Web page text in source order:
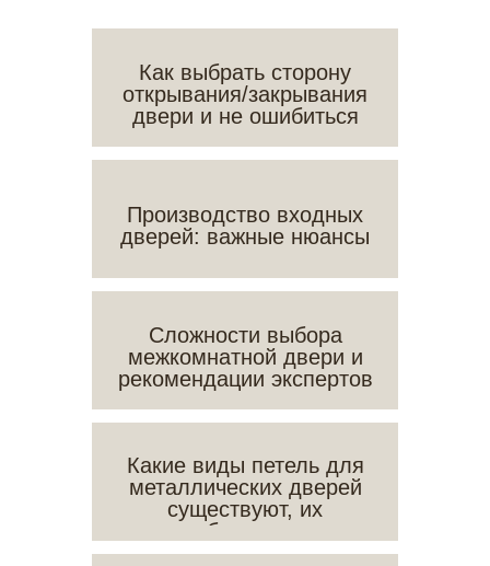
Как выбрать сторону
открывания/закрывания
двери и не ошибиться
Производство входных
дверей: важные нюансы
Сложности выбора
межкомнатной двери и
рекомендации экспертов
Какие виды петель для
металлических дверей
существуют, их
особенности и
применение